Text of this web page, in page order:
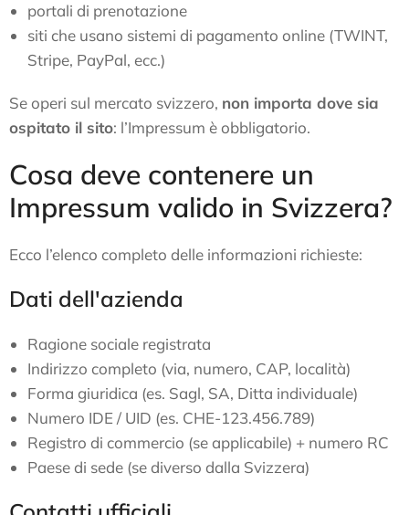
portali di prenotazione
siti che usano sistemi di pagamento online (TWINT,
Stripe, PayPal, ecc.)
Se operi sul mercato svizzero, non importa dove sia
ospitato il sito: l’Impressum è obbligatorio.
Cosa deve contenere un
Impressum valido in Svizzera?
Ecco l’elenco completo delle informazioni richieste:
Dati dell'azienda
Ragione sociale registrata
Indirizzo completo (via, numero, CAP, località)
Forma giuridica (es. Sagl, SA, Ditta individuale)
Numero IDE / UID (es. CHE-123.456.789)
Registro di commercio (se applicabile) + numero RC
Paese di sede (se diverso dalla Svizzera)